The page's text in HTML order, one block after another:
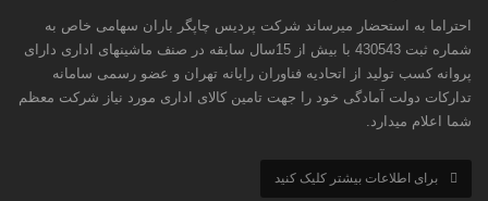
احتراما به استحضار میرساند شرکت پردیس چاپگر باران سهامی خاص به
شماره ثبت 430543 با بیش از 15سال سابقه در صنف ماشینهای اداری دارای
پروانه کسب تولید از اتحادیه فناوران رایانه تهران و عضو رسمی سامانه
تدارکات دولت آمادگی خود را جهت تامین کالای اداری مورد نیاز شرکت معظم
شما اعلام میدارد.
برای اطلاعات بیشتر کلیک کنید